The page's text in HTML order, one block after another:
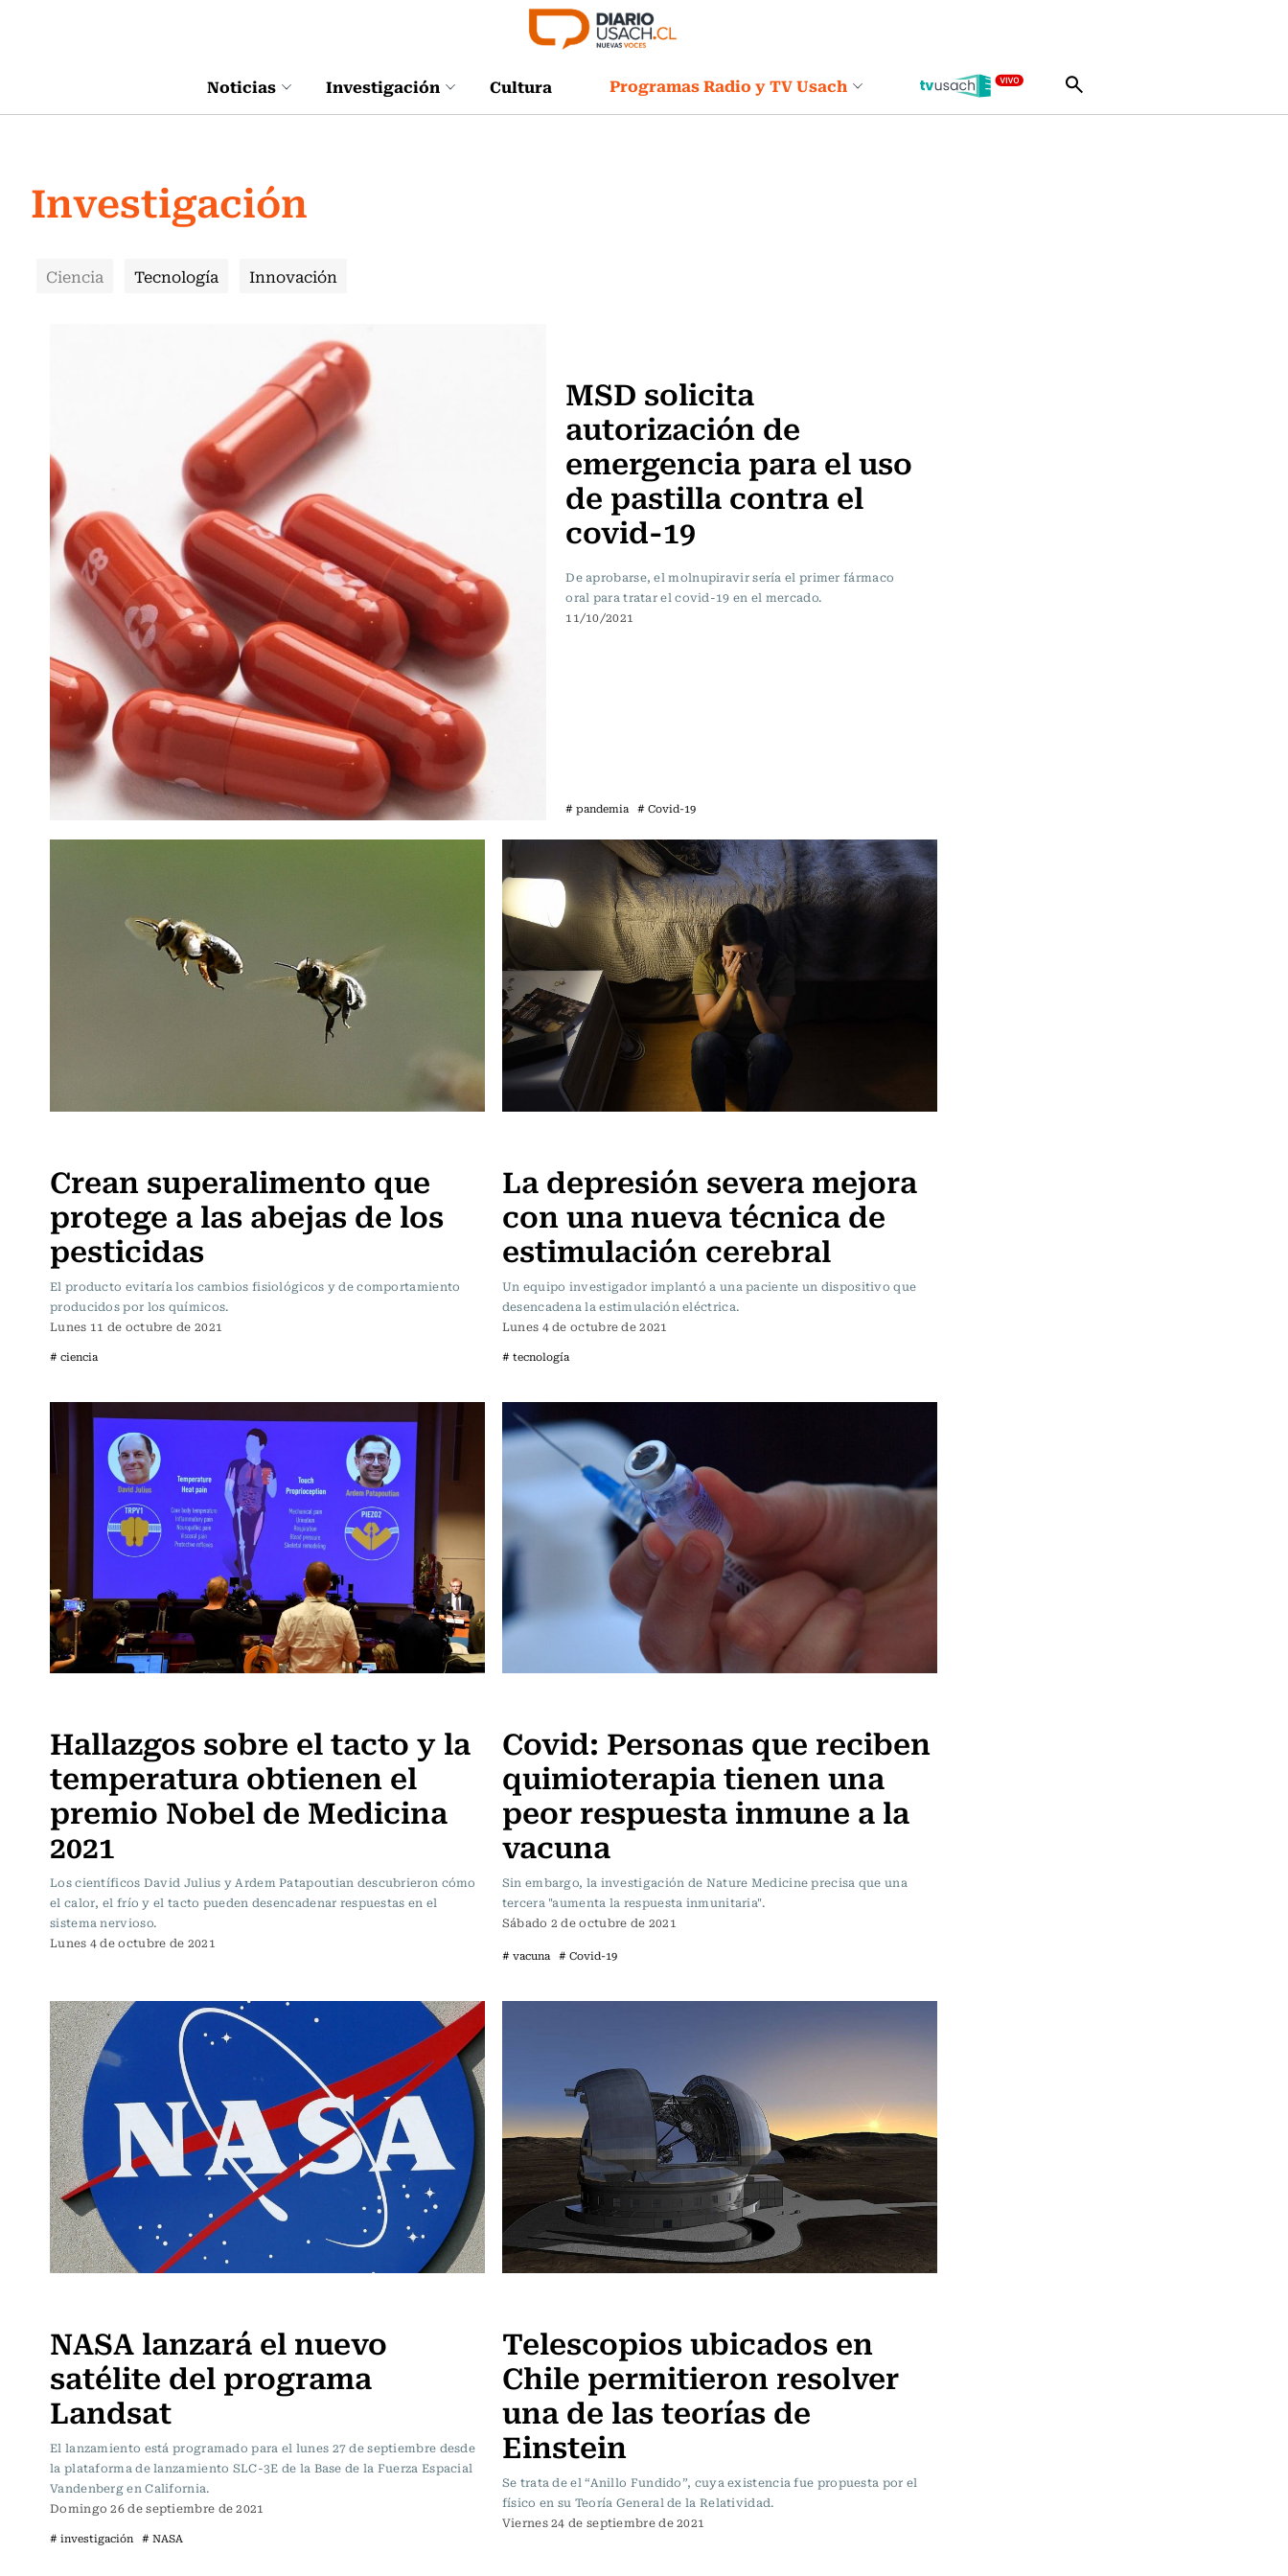
Noticias Investigación Cultura Programas Radio y TV Usach
Investigación
Ciencia Tecnología Innovación
MSD solicita
autorización de
emergencia para el uso
de pastilla contra el
covid-19
De aprobarse, el molnupiravir sería el primer fármaco
oral para tratar el covid-19 en el mercado.
11/10/2021
# pandemia # Covid-19
Crean superalimento que
protege a las abejas de los
pesticidas
El producto evitaría los cambios fisiológicos y de comportamiento
producidos por los químicos.
Lunes 11 de octubre de 2021
# ciencia
La depresión severa mejora
con una nueva técnica de
estimulación cerebral
Un equipo investigador implantó a una paciente un dispositivo que
desencadena la estimulación eléctrica.
Lunes 4 de octubre de 2021
# tecnología
Hallazgos sobre el tacto y la
temperatura obtienen el
premio Nobel de Medicina
2021
Los científicos David Julius y Ardem Patapoutian descubrieron cómo
el calor, el frío y el tacto pueden desencadenar respuestas en el
sistema nervioso.
Lunes 4 de octubre de 2021
Covid: Personas que reciben
quimioterapia tienen una
peor respuesta inmune a la
vacuna
Sin embargo, la investigación de Nature Medicine precisa que una
tercera "aumenta la respuesta inmunitaria".
Sábado 2 de octubre de 2021
# vacuna # Covid-19
NASA lanzará el nuevo
satélite del programa
Landsat
El lanzamiento está programado para el lunes 27 de septiembre desde
la plataforma de lanzamiento SLC-3E de la Base de la Fuerza Espacial
Vandenberg en California.
Domingo 26 de septiembre de 2021
# investigación # NASA
Telescopios ubicados en
Chile permitieron resolver
una de las teorías de
Einstein
Se trata de el “Anillo Fundido”, cuya existencia fue propuesta por el
físico en su Teoría General de la Relatividad.
Viernes 24 de septiembre de 2021